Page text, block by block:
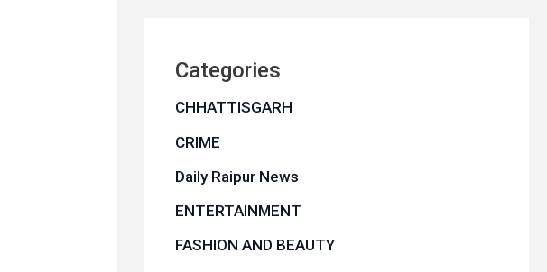
Categories
CHHATTISGARH
CRIME
Daily Raipur News
ENTERTAINMENT
FASHION AND BEAUTY